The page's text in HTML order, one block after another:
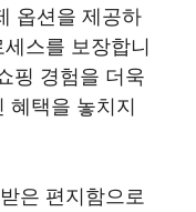
옵션을 제공하
스를 보장합니
핑 경험을 더욱
혜택을 놓치지
은 편지함으로